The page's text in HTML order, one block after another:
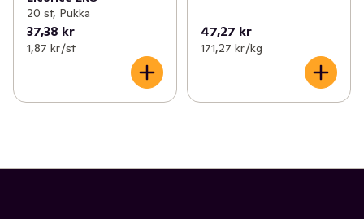
20 st, Pukka
37,38 kr
1,87 kr /st
47,27 kr
171,27 kr /kg